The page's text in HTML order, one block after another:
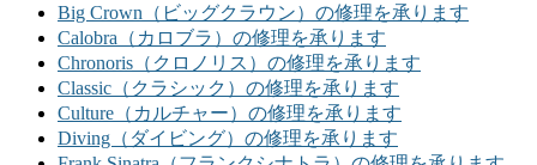
Big Crown（ビッグクラウン）の修理を承ります
Calobra（カロブラ）の修理を承ります
Chronoris（クロノリス）の修理を承ります
Classic（クラシック）の修理を承ります
Culture（カルチャー）の修理を承ります
Diving（ダイビング）の修理を承ります